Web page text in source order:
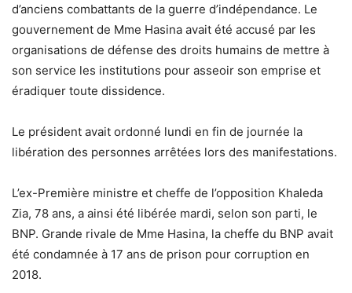
d’anciens combattants de la guerre d’indépendance. Le
gouvernement de Mme Hasina avait été accusé par les
organisations de défense des droits humains de mettre à
son service les institutions pour asseoir son emprise et
éradiquer toute dissidence.
Le président avait ordonné lundi en fin de journée la
libération des personnes arrêtées lors des manifestations.
L’ex-Première ministre et cheffe de l’opposition Khaleda
Zia, 78 ans, a ainsi été libérée mardi, selon son parti, le
BNP. Grande rivale de Mme Hasina, la cheffe du BNP avait
été condamnée à 17 ans de prison pour corruption en
2018.